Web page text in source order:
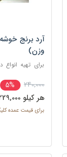
آرد برنج
وزن)
برای تهیه انواع
240,000
5%
هر کيلو 229,000 تومان
برای قیمت عمده